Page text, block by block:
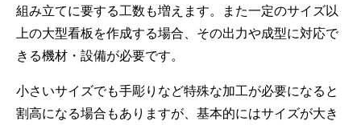
組み立てに要する工数も増えます。また一定のサイズ以
上の大型看板を作成する場合、その出力や成型に対応で
きる機材・設備が必要です。
小さいサイズでも手彫りなど特殊な加工が必要になると
割高になる場合もありますが、基本的にはサイズが大き